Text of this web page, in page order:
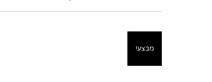
מבצע!